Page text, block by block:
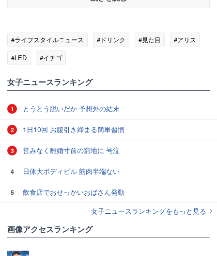
#ライフスタイルニュース #ドリンク #見た目
#アリス
#LED
#イチゴ
女子ニュースランキング
1 とうとう脱いだか 予想外の結末
2 1日10回 お腹引き締まる簡単習慣
3 営みなく離婚寸前の窮地に 号泣
4 日体大ボディビル 筋肉半端ない
5
飲食店でおせっかいおばさん発動
女子ニュースランキングをもっと見る
画像アクセスランキング